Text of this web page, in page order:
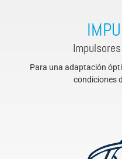
Para una adaptación
condiciones